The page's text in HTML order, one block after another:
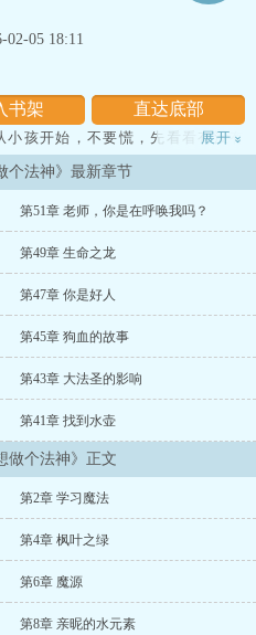
书架 直达底部
02-05 18:11
孩开始，不要慌，先看看有没有
有。金手指，没有。很好，那就只
么都没有，那我就是自己的金手
展开 »
个法神》最新章节
第51章 老师，你是在呼唤我吗？
第49章 生命之龙
第47章 你是好人
第45章 狗血的故事
第43章 大法圣的影响
第41章 找到水壶
做个法神》正文
第2章 学习魔法
第4章 枫叶之绿
第6章 魔源
第8章 亲昵的水元素